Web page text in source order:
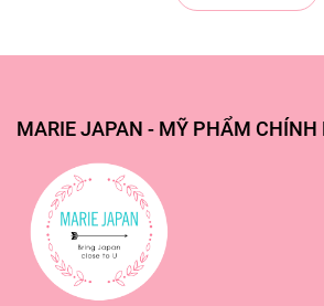
MARIE JAPAN - MỸ PHẨM CHÍNH